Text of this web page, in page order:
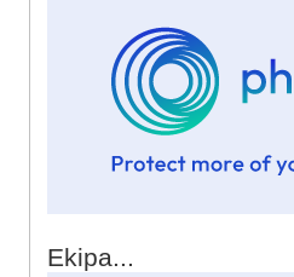
Ekipa...